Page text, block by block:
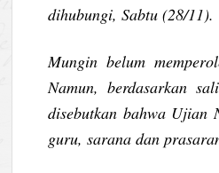
dihubungi, Sabtu (28/11).
Mungin belum
Namun, berdasarkan
disebutkan bahwa Ujian
guru, sarana dan